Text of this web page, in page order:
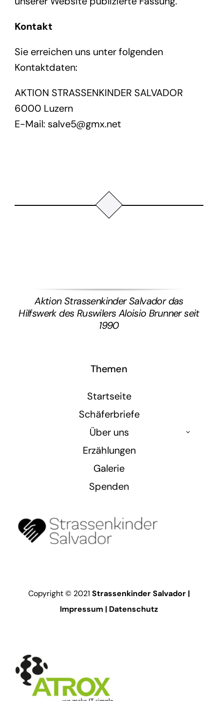
Kontakt
Sie erreichen uns unter folgenden
Kontaktdaten:
AKTION STRASSENKINDER SALVADOR
6000 Luzern
E-Mail: salve5@gmx.net
Aktion Strassenkinder Salvador das
Hilfswerk des Ruswilers Aloisio Brunner seit
1990
Themen
Startseite
Schäferbriefe
Über uns
Erzählungen
Galerie
Spenden
Copyright © 2021 Strassenkinder Salvador |
Impressum | Datenschutz